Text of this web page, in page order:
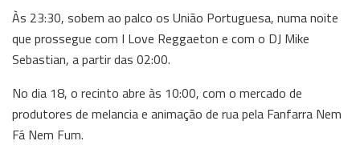
Às 23:30, sobem ao palco os União Portuguesa, numa noite
que prossegue com I Love Reggaeton e com o DJ Mike
Sebastian, a partir das 02:00.
No dia 18, o recinto abre às 10:00, com o mercado de
produtores de melancia e animação de rua pela Fanfarra Nem
Fá Nem Fum.